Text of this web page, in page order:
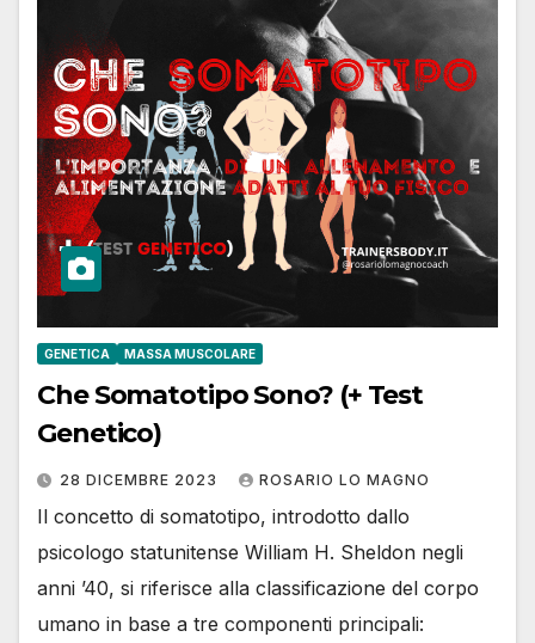
GENETICA MASSA MUSCOLARE
Che Somatotipo Sono? (+ Test
Genetico)
28 DICEMBRE 2023 ROSARIO LO MAGNO
Il concetto di somatotipo, introdotto dallo
psicologo statunitense William H. Sheldon negli
anni ’40, si riferisce alla classificazione del corpo
umano in base a tre componenti principali: